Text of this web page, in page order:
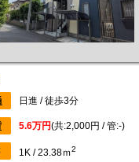
日進 / 徒歩3分
5.6万円(共:2,000円 / 管:-)
1K / 23.38ｍ2